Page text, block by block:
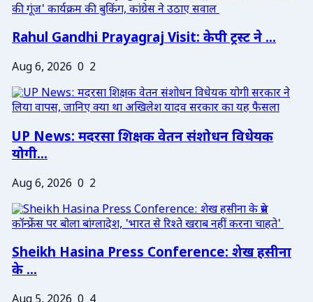
Rahul Gandhi Prayagraj Visit: केपी ट्रस्ट ने ...
Aug 6, 2026 0 2
UP News: मदरसा शिक्षक वेतन संशोधन विधेयक
योगी...
Aug 6, 2026 0 2
Sheikh Hasina Press Conference: शेख हसीना
के ...